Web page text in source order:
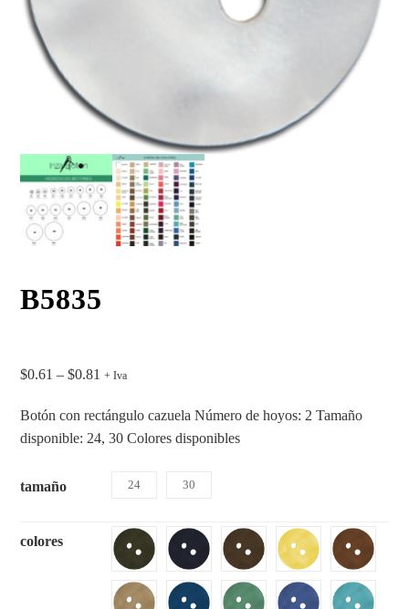
B5835
$0.61 – $0.81 + Iva
Botón con rectángulo cazuela Número de hoyos: 2 Tamaño
disponible: 24, 30 Colores disponibles
tamaño 24 30
colores